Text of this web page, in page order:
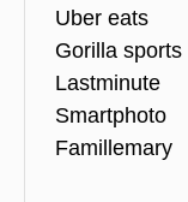
Uber eats
Gorilla sports
Lastminute
Smartphoto
Famillemary